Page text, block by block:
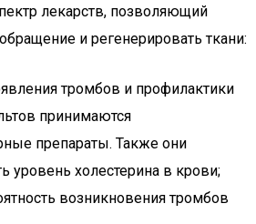
лекарств, позволяющий
и регенерировать ткани:
тромбов и профилактики
принимаются
препараты. Также они
уровень холестерина в крови;
возникновения тромбов